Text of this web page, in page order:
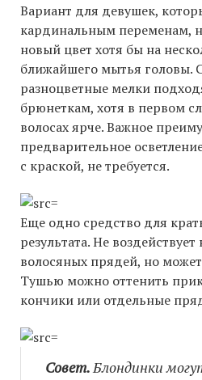
Вариант для девушек,
кардинальным переменам,
новый цвет хотя бы на
ближайшего мытья головы.
разноцветные мелки
брюнеткам, хотя в первом
волосах ярче. Важное
предварительное
с краской, не требуется.
Еще одно средство для
результата. Не воздействует
волосяных прядей, но
Тушью можно оттенить
кончики или отдельные
Совет. Блондинки